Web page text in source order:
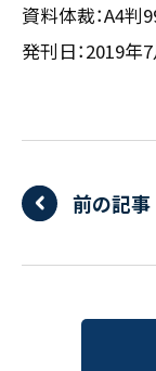
資料体裁：A4判
発刊日：2019年
前の記事